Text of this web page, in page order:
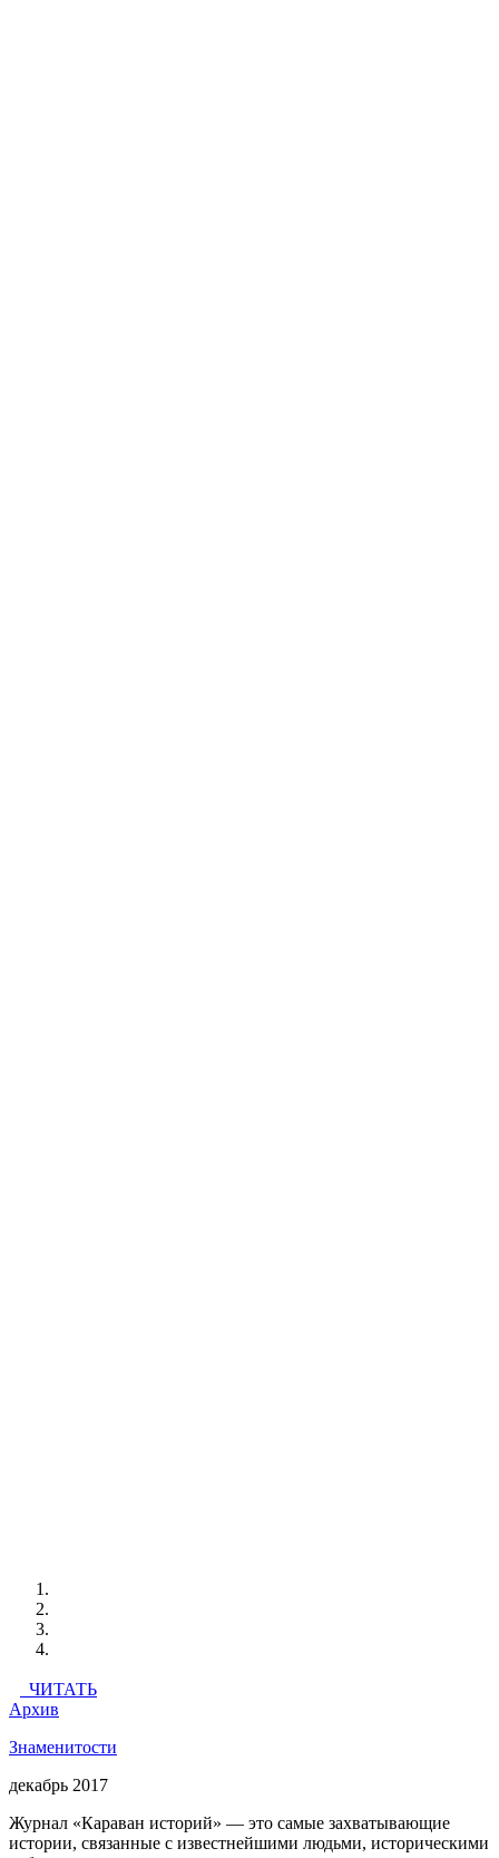
ЧИТАТЬ
Архив
Знаменитости
декабрь 2017
Журнал «Караван историй» — это самые захватывающие
истории, связанные с известнейшими людьми, историческими